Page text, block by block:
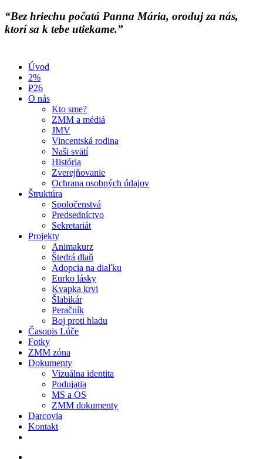
“Bez hriechu počatá Panna Mária, oroduj za nás,
ktorí sa k tebe utiekame.”
Úvod
2%
P26
O nás
Kto sme?
ZMM a médiá
JMV
Vincentská rodina
Naši svätí
História
Zverejňovanie
Ochrana osobných údajov
Štruktúra
Spoločenstvá
Predsedníctvo
Sekretariát
Projekty
Animakurz
Štedrá dlaň
Adopcia na diaľku
Eurko lásky
Kvapka krvi
Šlabikár
Peračník
Boj proti hladu
Časopis Lúče
Fotky
ZMM zóna
Dokumenty
Vizuálna identita
Podujatia
MS a OS
ZMM dokumenty
Darcovia
Kontakt